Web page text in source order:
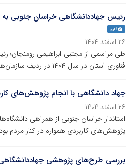
رئیس جهاددانشگاهی خراسان جنوبی
گالری
۲۶ اسفند ۱۴۰۴
طی مراسمی از مجتبی ابراهیمی رومنجان؛
فناوری استان در سال ۱۴۰۴ در ردیف سازمان‌های برتر تقدیر به عمل آمد.
جهاد دانشگاهی با انجام پژوهش‌های
۲۶ اسفند ۱۴۰۴
استاندار خراسان جنوبی از همراهی
پژوهش‌های کاربردی همواره در کنار مردم
بررسی طرح‌های پژوهشی جهاددانشگاهی